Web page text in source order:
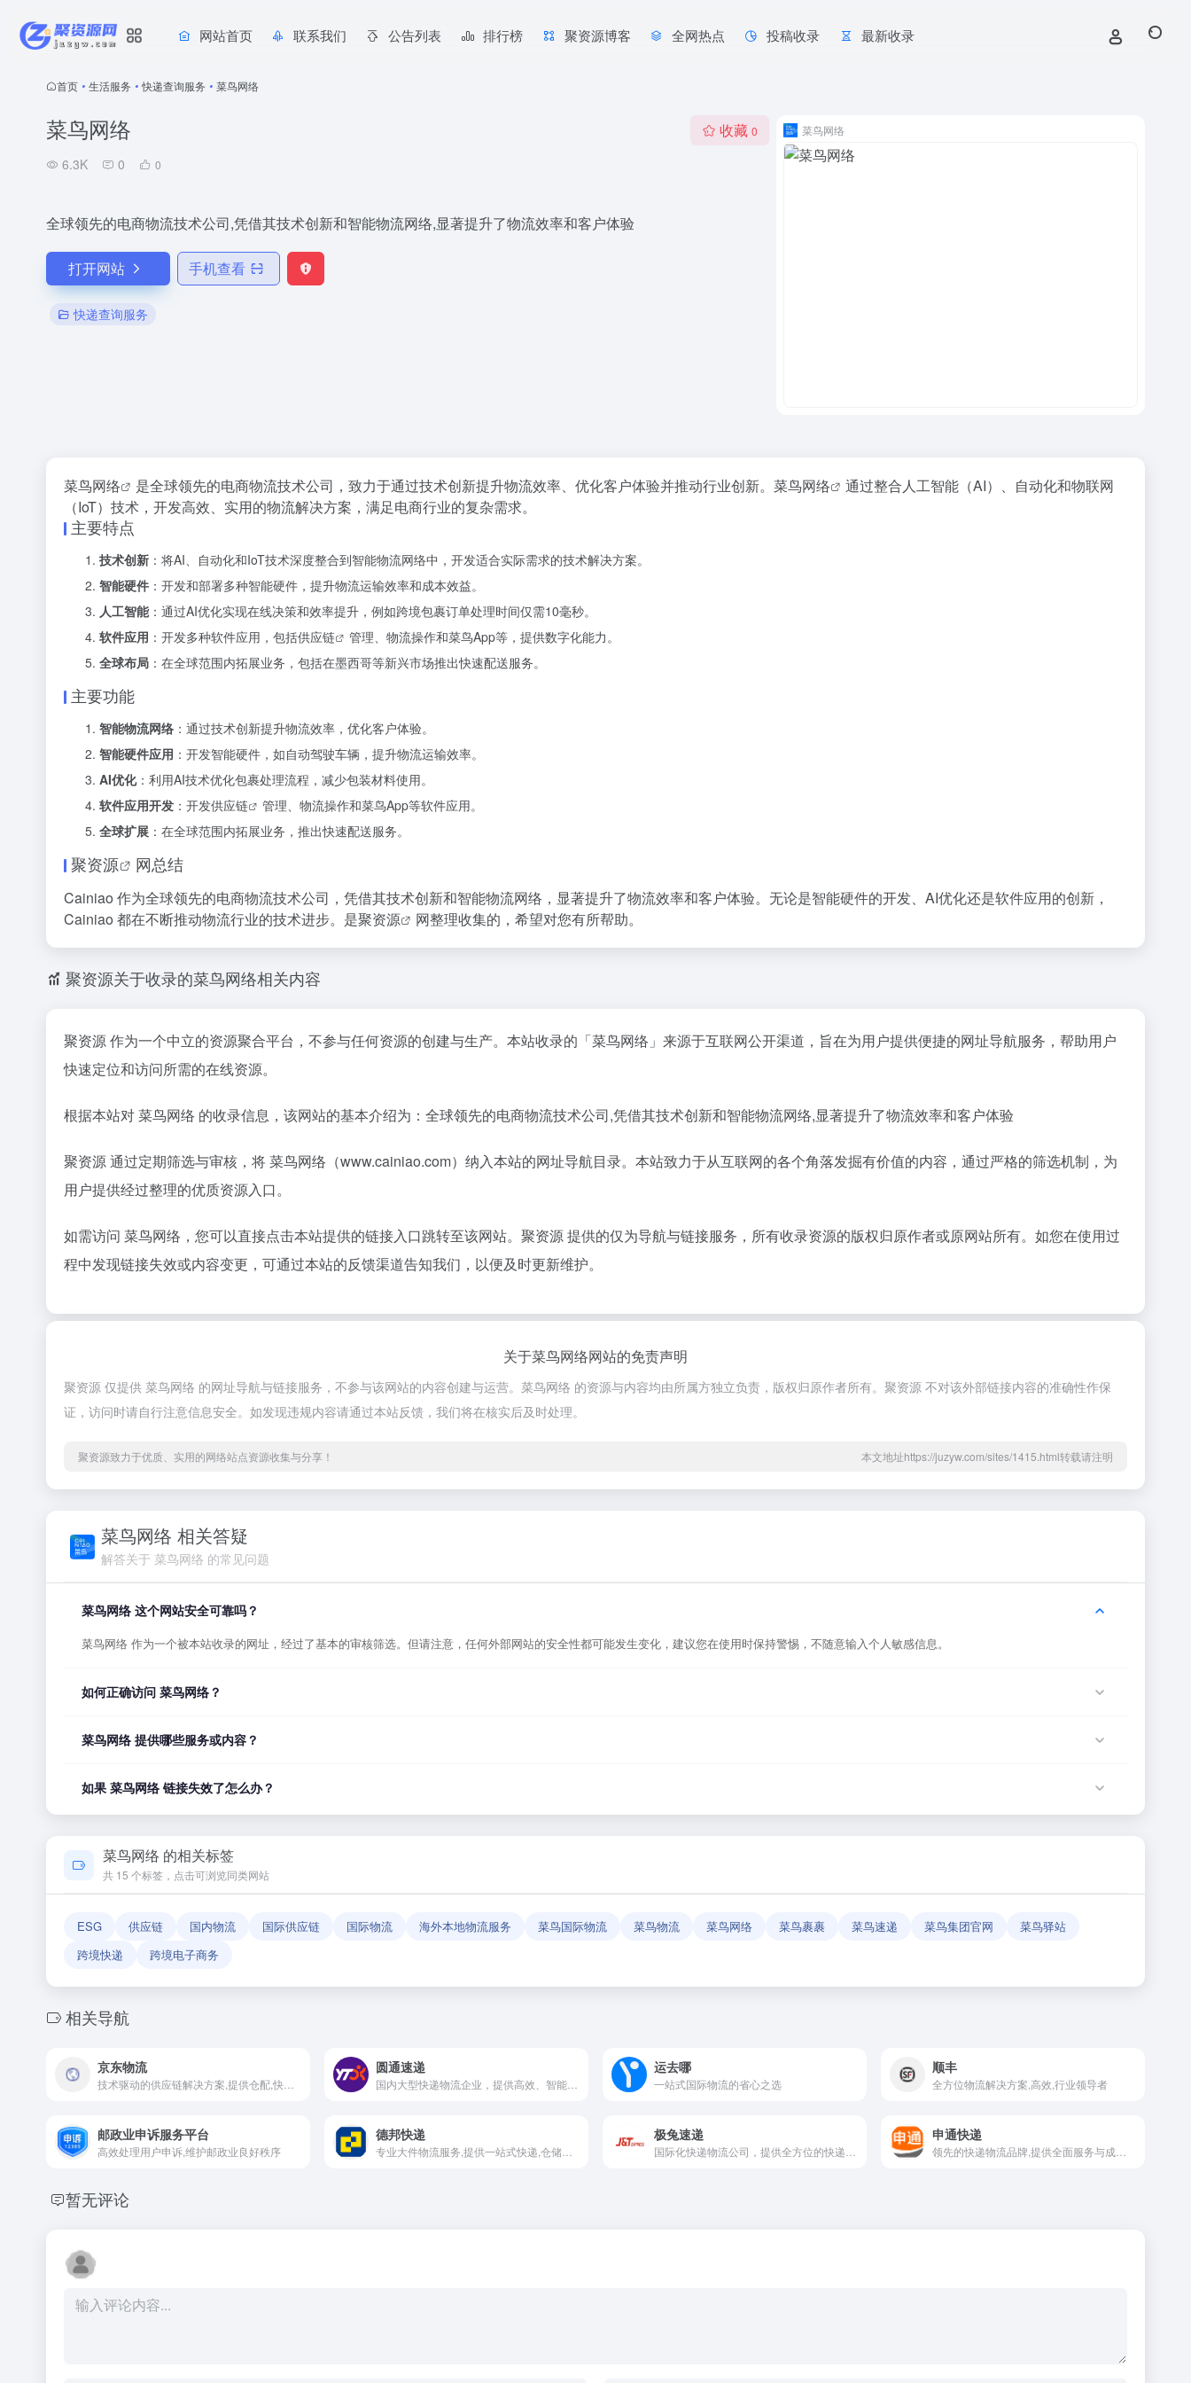
网站首页 联系我们 公告列表 排行榜 聚资源博客 全网热点 投稿收录 最新收录
首页 • 生活服务 • 快递查询服务 • 菜鸟网络
菜鸟网络
6.3K 0 0
收藏 0
全球领先的电商物流技术公司,凭借其技术创新和智能物流网络,显著提升了物流效率和客户体验
打开网站 手机查看
快递查询服务
菜鸟网络
菜鸟网络 是全球领先的电商物流技术公司，致力于通过技术创新提升物流效率、优化客户体验并推动行业创新。 菜鸟网络
通过整合人工智能（AI）、自动化和物联网
（IoT）技术，开发高效、实用的物流解决方案，满足电商行业的复杂需求。
主要特点
技术创新 ：将AI、自动化和IoT技术深度整合到智能物流网络中，开发适合实际需求的技术解决方案。
智能硬件 ：开发和部署多种智能硬件，提升物流运输效率和成本效益。
人工智能：通过AI优化实现在线决策和效率提升，例如跨境包裹订单处理时间仅需10毫秒。
软件应用 ：开发多种软件应用，包括供应链
管理、物流操作和菜鸟App等，提供数字化能力。
全球布局 ：在全球范围内拓展业务，包括在墨西哥等新兴市场推出快速配送服务。
主要功能
智能物流网络 ：通过技术创新提升物流效率，优化客户体验。
智能硬件应用 ：开发智能硬件，如自动驾驶车辆，提升物流运输效率。
AI优化：利用AI技术优化包裹处理流程，减少包装材料使用。
软件应用开发 ：开发供应链
管理、物流操作和菜鸟App等软件应用。
全球扩展 ：在全球范围内拓展业务，推出快速配送服务。
聚资源 网总结
Cainiao 作为全球领先的电商物流技术公司，凭借其技术创新和智能物流网络，显著提升了物流效率和客户体验。无论是智能硬件的开发、AI优化还是软件应用的创新，
Cainiao 都在不断推动物流行业的技术进步。是聚资源 网整理收集的，希望对您有所帮助。
聚资源关于收录的菜鸟网络相关内容
聚资源 作为一个中立的资源聚合平台，不参与任何资源的创建与生产。本站收录的「菜鸟网络」来源于互联网公开渠道，旨在为用户提供便捷的网址导航服务，帮助用户
快速定位和访问所需的在线资源。
根据本站对 菜鸟网络 的收录信息，该网站的基本介绍为：全球领先的电商物流技术公司,凭借其技术创新和智能物流网络,显著提升了物流效率和客户体验
聚资源 通过定期筛选与审核，将 菜鸟网络（www.cainiao.com）纳入本站的网址导航目录。本站致力于从互联网的各个角落发掘有价值的内容，通过严格的筛选机制，为
用户提供经过整理的优质资源入口。
如需访问 菜鸟网络，您可以直接点击本站提供的链接入口跳转至该网站。聚资源 提供的仅为导航与链接服务，所有收录资源的版权归原作者或原网站所有。如您在使用过
程中发现链接失效或内容变更，可通过本站的反馈渠道告知我们，以便及时更新维护。
关于菜鸟网络网站的免责声明
聚资源 仅提供 菜鸟网络 的网址导航与链接服务，不参与该网站的内容创建与运营。菜鸟网络 的资源与内容均由所属方独立负责，版权归原作者所有。聚资源 不对该外部链接内容的准确性作保
证，访问时请自行注意信息安全。如发现违规内容请通过本站反馈，我们将在核实后及时处理。
聚资源致力于优质、实用的网络站点资源收集与分享！ 本文地址https://juzyw.com/sites/1415.html转载请注明
菜鸟网络 相关答疑
解答关于 菜鸟网络 的常见问题
菜鸟网络 这个网站安全可靠吗？
菜鸟网络 作为一个被本站收录的网址，经过了基本的审核筛选。但请注意，任何外部网站的安全性都可能发生变化，建议您在使用时保持警惕，不随意输入个人敏感信息。
如何正确访问 菜鸟网络？
菜鸟网络 提供哪些服务或内容？
如果 菜鸟网络 链接失效了怎么办？
如果发现链接无法打开或内容已变更，您可以使用页面上的「反馈」功能向我们报告，我们会尽快核实并更新网址信息，确保导航链接的准确性和有效性。
菜鸟网络 的相关标签
共 15 个标签，点击可浏览同类网站
ESG 供应链 国内物流 国际供应链 国际物流 海外本地物流服务 菜鸟国际物流 菜鸟物流 菜鸟网络 菜鸟裹裹 菜鸟速递 菜鸟集团官网
菜鸟驿站
跨境快递
跨境电子商务
相关导航
京东物流 圆通速递 运去哪
一站式国际物流的省心之选
顺丰
全方位物流解决方案,高效,行业领导者
邮政业申诉服务平台
高效处理用户申诉,维护邮政业良好秩序
德邦快递 极兔速递 申通快递
暂无评论